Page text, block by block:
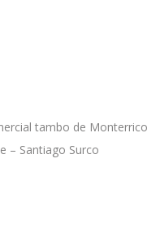
tambo de Monterrico
– Santiago Surco